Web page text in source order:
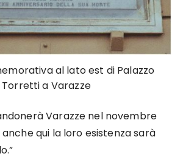
al lato est di Palazzo
Torretti a Varazze
Varazze nel novembre
anche qui la loro esistenza sarà